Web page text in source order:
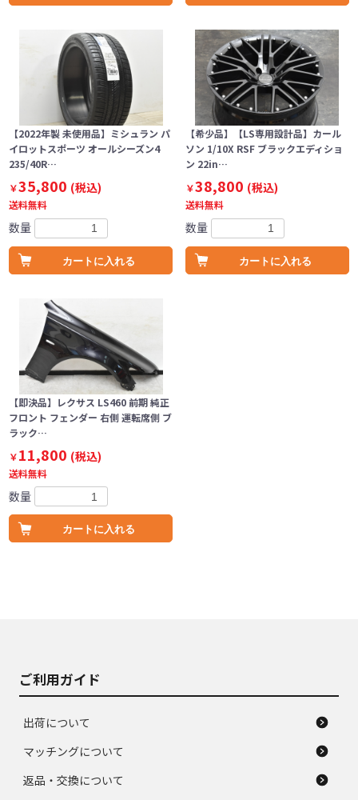
【2022年製 未使用品】ミシュラン パ
イロットスポーツ オールシーズン4
235/40R…
￥35,800 (税込)
送料無料
数量
カートに入れる
【希少品】【LS専用設計品】カール
ソン 1/10X RSF ブラックエディショ
ン 22in…
￥38,800 (税込)
送料無料
数量
カートに入れる
【即決品】レクサス LS460 前期 純正
フロント フェンダー 右側 運転席側 ブ
ラック…
￥11,800 (税込)
送料無料
数量
カートに入れる
ご利用ガイド
出荷について
マッチングについて
返品・交換について